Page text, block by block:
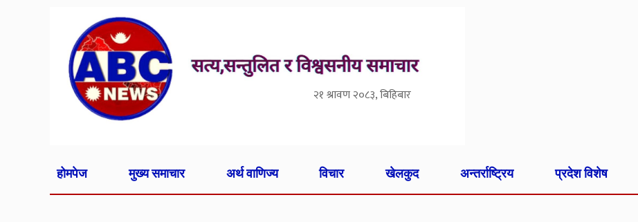
२१ श्रावण २०८३, बिहिबार
होमपेज मुख्य समाचार अर्थ वाणिज्य विचार खेलकुद अन्तर्राष्ट्रिय प्रदेश विशेष